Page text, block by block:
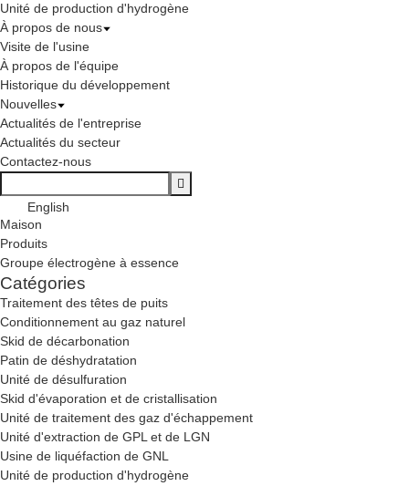
Unité de production d'hydrogène
À propos de nous
Visite de l'usine
À propos de l'équipe
Historique du développement
Nouvelles
Actualités de l'entreprise
Actualités du secteur
Contactez-nous
English
Maison
Produits
Groupe électrogène à essence
Catégories
Traitement des têtes de puits
Conditionnement au gaz naturel
Skid de décarbonation
Patin de déshydratation
Unité de désulfuration
Skid d'évaporation et de cristallisation
Unité de traitement des gaz d'échappement
Unité d'extraction de GPL et de LGN
Usine de liquéfaction de GNL
Unité de production d'hydrogène